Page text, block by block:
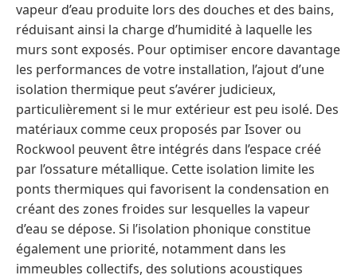
vapeur d’eau produite lors des douches et des bains,
réduisant ainsi la charge d’humidité à laquelle les
murs sont exposés. Pour optimiser encore davantage
les performances de votre installation, l’ajout d’une
isolation thermique peut s’avérer judicieux,
particulièrement si le mur extérieur est peu isolé. Des
matériaux comme ceux proposés par Isover ou
Rockwool peuvent être intégrés dans l’espace créé
par l’ossature métallique. Cette isolation limite les
ponts thermiques qui favorisent la condensation en
créant des zones froides sur lesquelles la vapeur
d’eau se dépose. Si l’isolation phonique constitue
également une priorité, notamment dans les
immeubles collectifs, des solutions acoustiques